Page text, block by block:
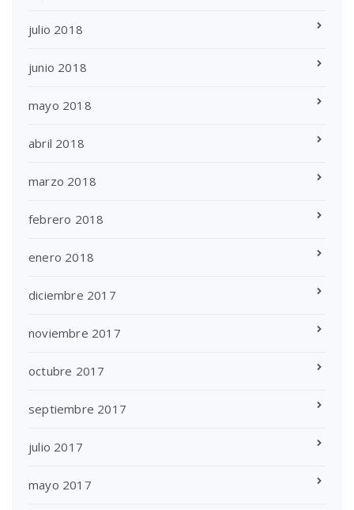
julio 2018
junio 2018
mayo 2018
abril 2018
marzo 2018
febrero 2018
enero 2018
diciembre 2017
noviembre 2017
octubre 2017
septiembre 2017
julio 2017
mayo 2017